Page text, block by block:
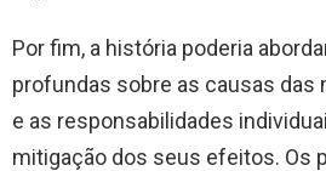
Por fim, a história poderia
profundas sobre as causas das
e as responsabilidades
mitigação dos seus efeitos. Os